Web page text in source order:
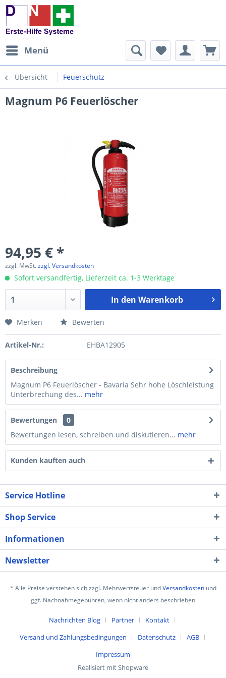
Menü
Übersicht Feuerschutz
Magnum P6 Feuerlöscher
94,95 € *
zzgl. MwSt.zzgl. Versandkosten
Sofort versandfertig, Lieferzeit ca. 1-3 Werktage
In den Warenkorb
Merken Bewerten
Artikel-Nr.: EHBA12905
Beschreibung
Magnum P6 Feuerlöscher - Bavaria Sehr hohe Löschleistung
Unterbrechung des... mehr
Bewertungen
0
Bewertungen lesen, schreiben und diskutieren... mehr
Kunden kauften auch
Service Hotline
Shop Service
Informationen
Newsletter
* Alle Preise verstehen sich zzgl. Mehrwertsteuer undVersandkostenund
ggf. Nachnahmegebühren, wenn nicht anders beschrieben
Nachrichten Blog Partner
Kontakt
Versand und Zahlungsbedingungen
Datenschutz
AGB
Impressum
Realisiert mit Shopware